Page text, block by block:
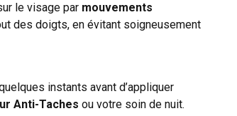
le visage par mouvements
des doigts, en évitant soigneusement
instants avant d’appliquer
Anti-Taches ou votre soin de nuit.